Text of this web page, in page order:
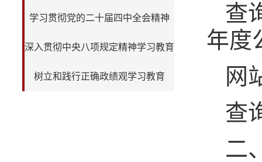
学习贯彻党的二十届四中全会精神
深入贯彻中央八项规定精神学习教育
树立和践行正确政绩观学习教育
查
年度
网
查
二